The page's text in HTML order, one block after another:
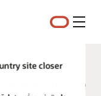
القائمة
site closer
Resource